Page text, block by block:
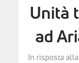
Unità
ad
In risposta